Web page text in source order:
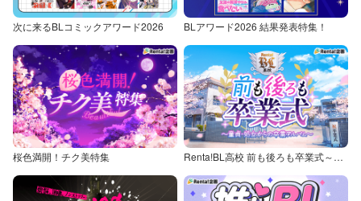
次に来るBLコミックアワード2026 BLアワード2026 結果発表特集！
桜色満開！チク美特集 Renta!BL高校 前も後ろも卒業式～童貞・処女からの卒業アルバム～